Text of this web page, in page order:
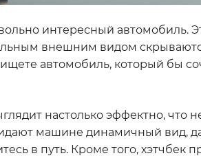
интересный автомобиль.
внешним видом
автомобиль, который бы
настолько эффектно, что
машине динамичный вид,
в путь. Кроме того, хэтчбек